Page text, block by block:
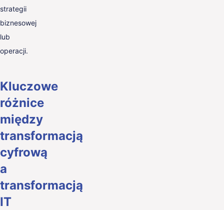
strategii
biznesowej
lub
operacji.
Kluczowe
różnice
między
transformacją
cyfrową
a
transformacją
IT